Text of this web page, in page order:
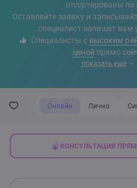
отсортированы по
Оставляйте заявку и
специалист напишет вам
Специалисты с высоким
ценой прямо
показать еще
Онлайн Лично
КОНСУЛЬТАЦИЯ